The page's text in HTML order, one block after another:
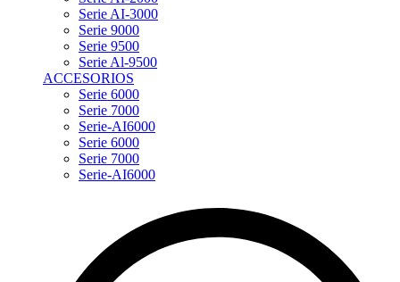
Serie AI-3000
Serie 9000
Serie 9500
Serie Al-9500
ACCESORIOS
Serie 6000
Serie 7000
Serie-AI6000
Serie 6000
Serie 7000
Serie-AI6000